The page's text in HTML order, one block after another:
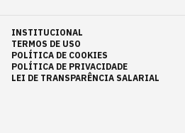
INSTITUCIONAL
TERMOS DE USO
POLÍTICA DE COOKIES
POLÍTICA DE PRIVACIDADE
LEI DE TRANSPARÊNCIA SALARIAL